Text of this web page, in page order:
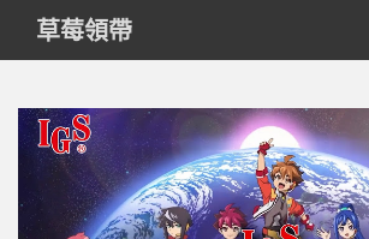
i
草莓領帶